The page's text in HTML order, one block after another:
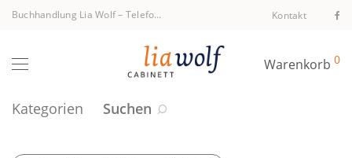
Buchhandlung Lia Wolf– Telefon +43 1 512 40 94 Kontakt
Warenkorb 0
Kategorien Suchen